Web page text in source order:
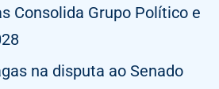
Consolida Grupo Político e
na disputa ao Senado